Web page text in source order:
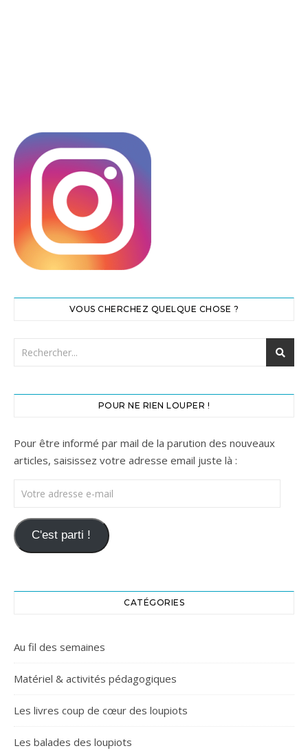
VOUS CHERCHEZ QUELQUE CHOSE ?
POUR NE RIEN LOUPER !
Pour être informé par mail de la parution des nouveaux
articles, saisissez votre adresse email juste là :
Votre adresse e-mail
C'est parti !
CATÉGORIES
Au fil des semaines
Matériel & activités pédagogiques
Les livres coup de cœur des loupiots
Les balades des loupiots